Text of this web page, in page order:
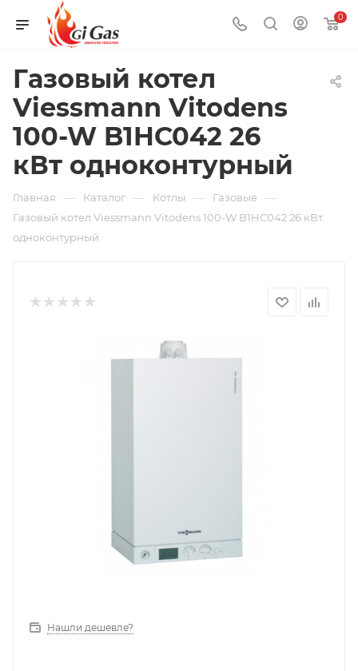
0
Газовый котел
Viessmann Vitodens
100-W B1HC042 26
кВт одноконтурный
Главная — Каталог — Котлы — Газовые —
Газовый котел Viessmann Vitodens 100-W B1HC042 26 кВт
одноконтурный
Нашли дешевле?